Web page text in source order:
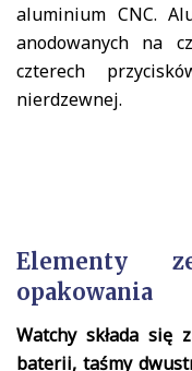
aluminium CNC.
anodowanych na
czterech
nierdzewnej.
Elementy
opakowania
Watchy składa się z
baterii, taśmy